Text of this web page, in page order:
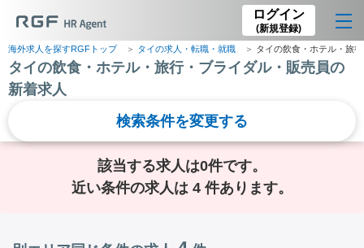
ログイン
(新規登録)
海外求人を探すRGFトップ タイの求人・転職・就職 タイの飲食・ホテル・旅
タイの飲食・ホテル・旅行・ブライダル・販売員の
新着求人
検索条件を変更する
該当する求人は0件です。
近い条件の求人は 4 件あります。